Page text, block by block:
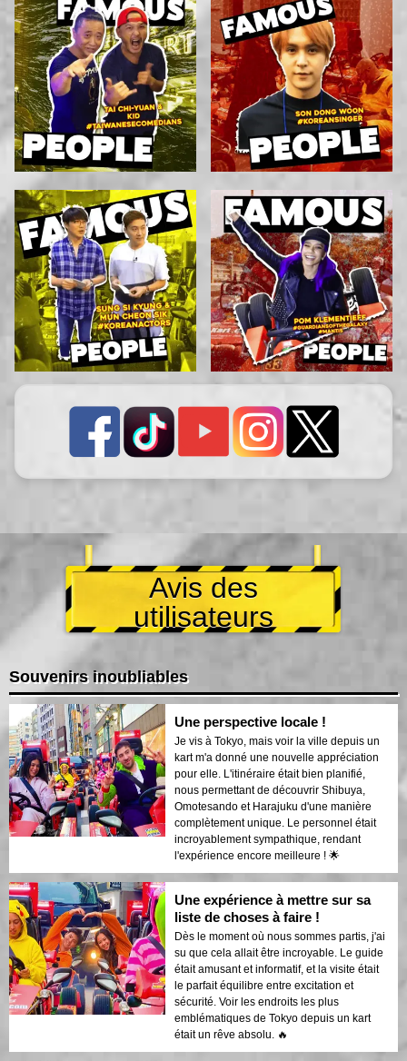
Avis des
utilisateurs
Souvenirs inoubliables
Une perspective locale !
Je vis à Tokyo, mais voir la ville depuis un
kart m'a donné une nouvelle appréciation
pour elle. L'itinéraire était bien planifié,
nous permettant de découvrir Shibuya,
Omotesando et Harajuku d'une manière
complètement unique. Le personnel était
incroyablement sympathique, rendant
l'expérience encore meilleure ! 🌟
Une expérience à mettre sur sa
liste de choses à faire !
Dès le moment où nous sommes partis, j'ai
su que cela allait être incroyable. Le guide
était amusant et informatif, et la visite était
le parfait équilibre entre excitation et
sécurité. Voir les endroits les plus
emblématiques de Tokyo depuis un kart
était un rêve absolu. 🔥